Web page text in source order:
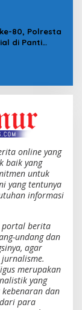
80, Polresta
di Panti
online yang
baik yang
untuk
yang tentunya
informasi
portal berita
undang dan
agar
merupakan
yang
dan
para